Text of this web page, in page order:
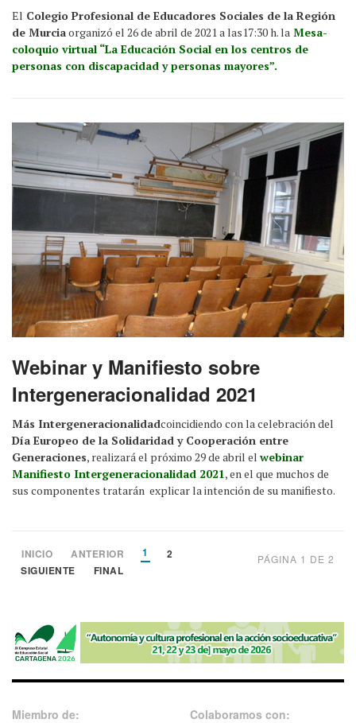
El Colegio Profesional de Educadores Sociales de la Región
de Murciaorganizó el 26 de abril de 2021 a las17:30h. la Mesa-
coloquio virtual “La Educación Social en los centros de
personas con discapacidad y personas mayores”.
Webinar y Manifiesto sobre
Intergeneracionalidad 2021
Más Intergeneracionalidadcoincidiendo con la celebración del
Día Europeo de la Solidaridad y Cooperación entre
Generaciones, realizará el próximo 29 de abril el webinar
Manifiesto Intergeneracionalidad 2021, en el que muchos de
sus componentes tratarán explicar la intención de su manifiesto.
PÁGINA 1 DE 2
INICIO ANTERIOR 1
2
SIGUIENTE
FINAL
Miembro de: Colaboramos con: